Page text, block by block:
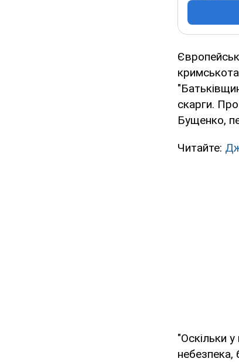
скарги.
Бущенко,
Читайте:
"Оскільки
небезпека,